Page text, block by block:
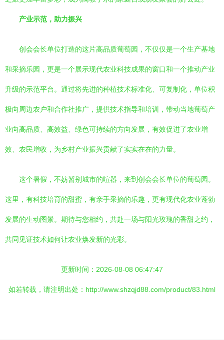
产业示范，助力振兴
创会会长单位打造的这片高品质葡萄园，不仅仅是一个生产基地
和采摘乐园，更是一个展示现代农业科技成果的窗口和一个推动产业
升级的示范平台。通过将先进的种植技术标准化、可复制化，单位积
极向周边农户和合作社推广，提供技术指导和培训，带动当地葡萄产
业向高品质、高效益、绿色可持续的方向发展，有效促进了农业增
效、农民增收，为乡村产业振兴贡献了实实在在的力量。
这个暑假，不妨暂别城市的喧嚣，来到创会会长单位的葡萄园。
这里，有科技培育的甜蜜，有亲手采摘的乐趣，更有现代化农业蓬勃
发展的生动图景。期待与您相约，共赴一场与阳光玫瑰的香甜之约，
共同见证技术如何让农业焕发新的光彩。
更新时间：2026-08-08 06:47:47
如若转载，请注明出处：http://www.shzqjd88.com/product/83.html